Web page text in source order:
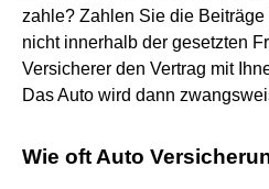
zahle? Zahlen Sie die
nicht innerhalb der gesetzten
Versicherer den Vertrag mit
Das Auto wird dann
Wie oft Auto